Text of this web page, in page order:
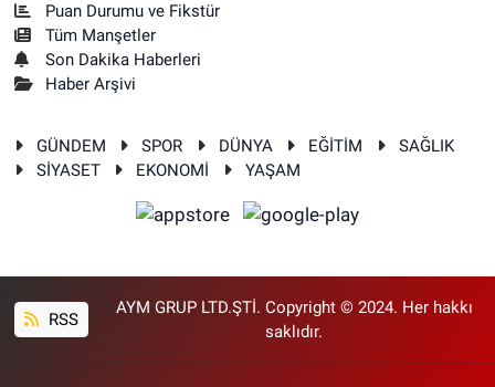
Puan Durumu ve Fikstür
Tüm Manşetler
Son Dakika Haberleri
Haber Arşivi
GÜNDEM SPOR DÜNYA EĞİTİM
SAĞLIK
SİYASET
EKONOMİ YAŞAM
RSS
AYM GRUP LTD.ŞTİ. Copyright © 2024. Her hakkı
saklıdır.